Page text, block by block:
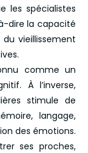
les spécialistes
dire la capacité
vieillissement
comme un
À l’inverse,
stimule de
langage,
des émotions.
ses proches,